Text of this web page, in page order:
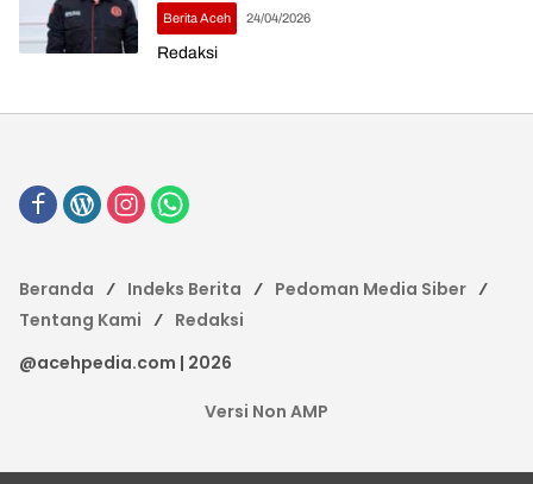
Berita Aceh 24/04/2026
Redaksi
Beranda Indeks Berita
Pedoman Media Siber
Tentang Kami
Redaksi
@acehpedia.com | 2026
Versi Non AMP